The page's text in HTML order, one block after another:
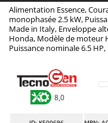
Aspirateurs -
Aspirateurs à
Aspirateurs à
Aspirateurs
Atomiseurs
Aima
Airmec
AL-KO
Alce
Alpina
Alimentation Essence,
monophasée 2.5 kW,
Made in Italy, Enveloppe
Honda, Modèle de moteur
Puissance nominale 6.5
8,0